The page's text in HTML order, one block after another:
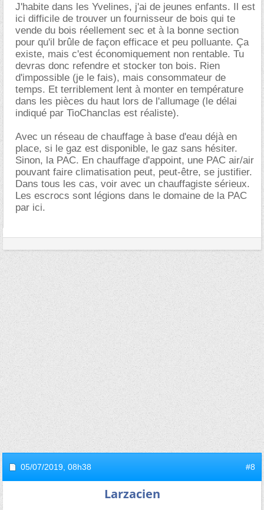
J'habite dans les Yvelines, j'ai de jeunes enfants. Il est
ici difficile de trouver un fournisseur de bois qui te
vende du bois réellement sec et à la bonne section
pour qu'il brûle de façon efficace et peu polluante. Ça
existe, mais c'est économiquement non rentable. Tu
devras donc refendre et stocker ton bois. Rien
d'impossible (je le fais), mais consommateur de
temps. Et terriblement lent à monter en température
dans les pièces du haut lors de l'allumage (le délai
indiqué par TioChanclas est réaliste).
Avec un réseau de chauffage à base d'eau déjà en
place, si le gaz est disponible, le gaz sans hésiter.
Sinon, la PAC. En chauffage d'appoint, une PAC air/air
pouvant faire climatisation peut, peut-être, se justifier.
Dans tous les cas, voir avec un chauffagiste sérieux.
Les escrocs sont légions dans le domaine de la PAC
par ici.
05/07/2019, 08h38 #8
Larzacien